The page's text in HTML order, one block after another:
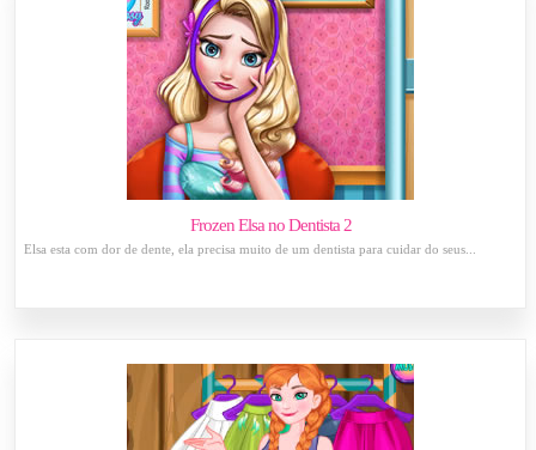
Frozen Elsa no Dentista 2
Elsa esta com dor de dente, ela precisa muito de um dentista para cuidar do seus...